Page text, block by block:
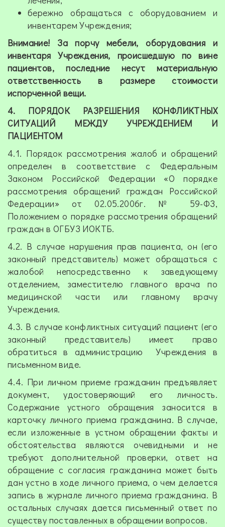
бережно обращаться с оборудованием и
инвентарем Учреждения;
Внимание! За порчу мебели, оборудования и
инвентаря Учреждения, происшедшую по вине
пациентов, последние несут материальную
ответственность в размере стоимости
испорченной вещи.
4. ПОРЯДОК РАЗРЕШЕНИЯ КОНФЛИКТНЫХ
СИТУАЦИЙ МЕЖДУ УЧРЕЖДЕНИЕМ И
ПАЦИЕНТОМ
4.1. Порядок рассмотрения жалоб и обращений
определен в соответствие с Федеральным
Законом Российской Федерации «О порядке
рассмотрения обращений граждан Российской
Федерации» от 02.05.2006г. № 59-ФЗ,
Положением о порядке рассмотрения обращений
граждан в ОГБУЗ ИОКТБ.
4.2. В случае нарушения прав пациента, он (его
законный представитель) может обращаться с
жалобой непосредственно к заведующему
отделением, заместителю главного врача по
медицинской части или главному врачу
Учреждения.
4.3. В случае конфликтных ситуаций пациент (его
законный представитель) имеет право
обратиться в администрацию Учреждения в
письменном виде.
4.4. При личном приеме гражданин предъявляет
документ, удостоверяющий его личность.
Содержание устного обращения заносится в
карточку личного приема гражданина. В случае,
если изложенные в устном обращении факты и
обстоятельства являются очевидными и не
требуют дополнительной проверки, ответ на
обращение с согласия гражданина может быть
дан устно в ходе личного приема, о чем делается
запись в журнале личного приема гражданина. В
остальных случаях дается письменный ответ по
существу поставленных в обращении вопросов.